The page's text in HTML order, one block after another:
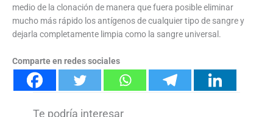
medio de la clonación de manera que fuera posible eliminar
mucho más rápido los antígenos de cualquier tipo de sangre y
dejarla completamente limpia como la sangre universal.
Comparte en redes sociales